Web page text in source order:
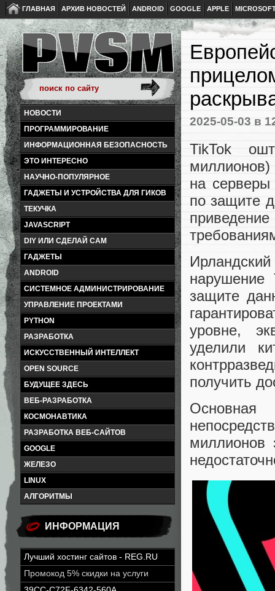
ГЛАВНАЯ АРХИВ НОВОСТЕЙ ANDROID GOOGLE APPLE
НОВОСТИ
ПРОГРАММИРОВАНИЕ
ИНФОРМАЦИОННАЯ БЕЗОПАСНОСТЬ
ЭТО ИНТЕРЕСНО
НАУЧНО-ПОПУЛЯРНОЕ
ГАДЖЕТЫ И УСТРОЙСТВА ДЛЯ ГИКОВ
ТЕКУЧКА
JAVASCRIPT
DIY ИЛИ СДЕЛАЙ САМ
ГАДЖЕТЫ
ANDROID
СИСТЕМНОЕ АДМИНИСТРИРОВАНИЕ
УПРАВЛЕНИЕ ПРОЕКТАМИ
PYTHON
РАЗРАБОТКА
ИСКУССТВЕННЫЙ ИНТЕЛЛЕКТ
OPEN SOURCE
БУДУЩЕЕ ЗДЕСЬ
ВЕБ-РАЗРАБОТКА
КОСМОНАВТИКА
РАЗРАБОТКА ВЕБ-САЙТОВ
GOOGLE
ЖЕЛЕЗО
LINUX
АЛГОРИТМЫ
ИНФОРМАЦИЯ
Лучший хостинг сайтов - REG.RU
Промокод 5% скидки на услуги
2025-05-03 в
TikTok
миллионов)
на
по защите
нарушение
защите
уровне,
уделили
получить
миллионов